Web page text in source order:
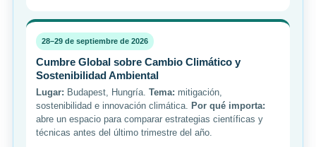
28–29 de septiembre de 2026
Cumbre Global sobre Cambio Climático y
Sostenibilidad Ambiental
Lugar: Budapest, Hungría. Tema: mitigación,
sostenibilidad e innovación climática.
Por qué importa:
abre un espacio para comparar estrategias científicas y
técnicas antes del último trimestre del año.